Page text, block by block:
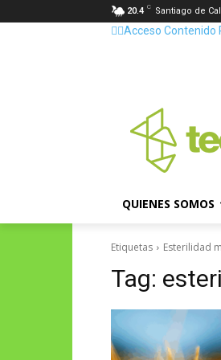
20.4 C Santiago de
👷‍♂️Acceso
QUIENES SOMOS
Etiquetas Esterilidad
Tag: